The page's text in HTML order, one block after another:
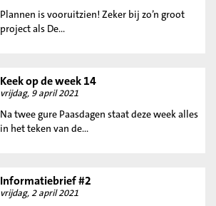
Plannen is vooruitzien! Zeker bij zo’n groot
project als De...
Keek op de week 14
vrijdag, 9 april 2021
Na twee gure Paasdagen staat deze week alles
in het teken van de...
Informatiebrief #2
vrijdag, 2 april 2021